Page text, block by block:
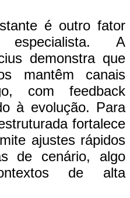
é outro fator
A
demonstra que
mantêm canais
com feedback
à evolução. Para
fortalece
ajustes rápidos
de cenário, algo
de alta